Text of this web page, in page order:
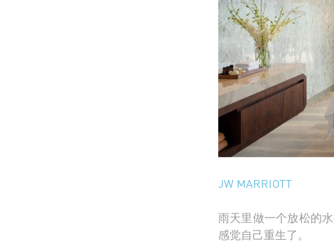
JW MARRIOTT
雨天里做一个放松的
感觉自己重生了。